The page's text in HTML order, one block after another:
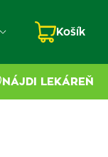
Košík
NÁJDI LEKÁREŇ